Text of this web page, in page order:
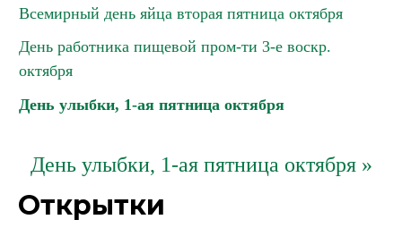
Всемирный день яйца вторая пятница октября
День работника пищевой пром-ти 3-е воскр.
октября
День улыбки, 1-ая пятница октября
День улыбки, 1-ая пятница октября »
Открытки